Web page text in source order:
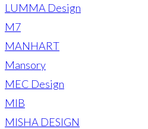
LUMMA Design
M7
MANHART
Mansory
MEC Design
MIB
MISHA DESIGN